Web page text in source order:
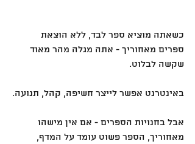
כשאתה מוציא ספר לבד, ללא הוצאת
ספרים מאחוריך - אתה מגלה מהר מאוד
שקשה לבלוט.
באינטרנט אפשר לייצר חשיפה, קהל, תנועה.
אבל בחנויות הספרים - אם אין מישהו
מאחוריך, הספר פשוט עומד על המדף,